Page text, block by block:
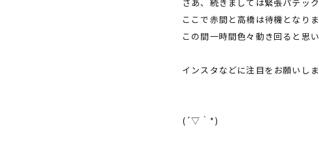
さあ、続きましては緊張パテッ
ここで赤間と高橋は待機となり
この間一時間色々動き回ると思い
インスタなどに注目をお願いしま
(´▽｀*)